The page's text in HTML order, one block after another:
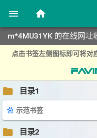
menu home
m*4MU31YK 的在线网址
点击书签左侧图标即可将对
folder 目录1
示范书签
folder 目录2